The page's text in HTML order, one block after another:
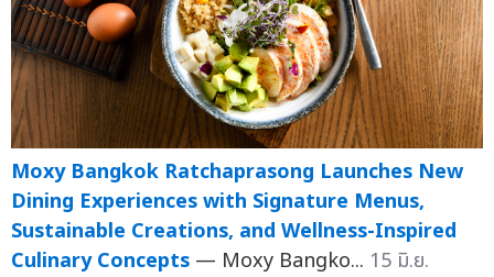
Moxy Bangkok Ratchaprasong Launches New
Dining Experiences with Signature Menus,
Sustainable Creations, and Wellness-Inspired
Culinary Concepts — Moxy Bangko... 15 มิ.ย.